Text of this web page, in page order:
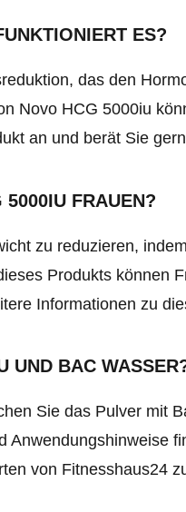
ES?
das den
Novo HCG 5000iu
an und berät Sie
5000IU FRAUEN?
zu reduzieren,
Produkts können
Informationen zu
UND BAC
Sie das Pulver mit
Anwendungshinweise
von Fitnesshaus24